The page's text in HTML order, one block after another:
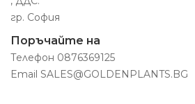
гр. София
Поръчайте на
Телефон 0876369125
Email SALES@GOLDENPLANTS.BG